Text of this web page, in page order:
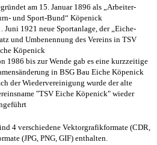
am 15. Januar 1896 als „Arbeiter-
und Sport-Bund“ Köpenick
Juni 1921 neue Sportanlage, der „Eiche-
und Umbenennung des Vereins in TSV
Köpenick
1986 bis zur Wende gab es eine kurzzeitige
in BSG Bau Eiche Köpenick
der Wiedervereinigung wurde der alte
"TSV Eiche Köpenick" wieder
4 verschiedene Vektorgrafikformate (CDR,
(JPG, PNG, GIF) enthalten.